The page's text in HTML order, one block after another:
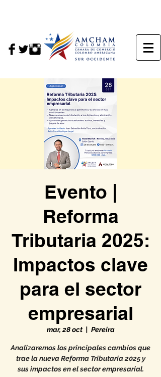
Evento |
Reforma
Tributaria 2025:
Impactos clave
para el sector
empresarial
mar, 28 oct
  |
Pereira
Analizaremos los principales cambios que
trae la nueva Reforma Tributaria 2025 y
sus impactos en el sector empresarial.